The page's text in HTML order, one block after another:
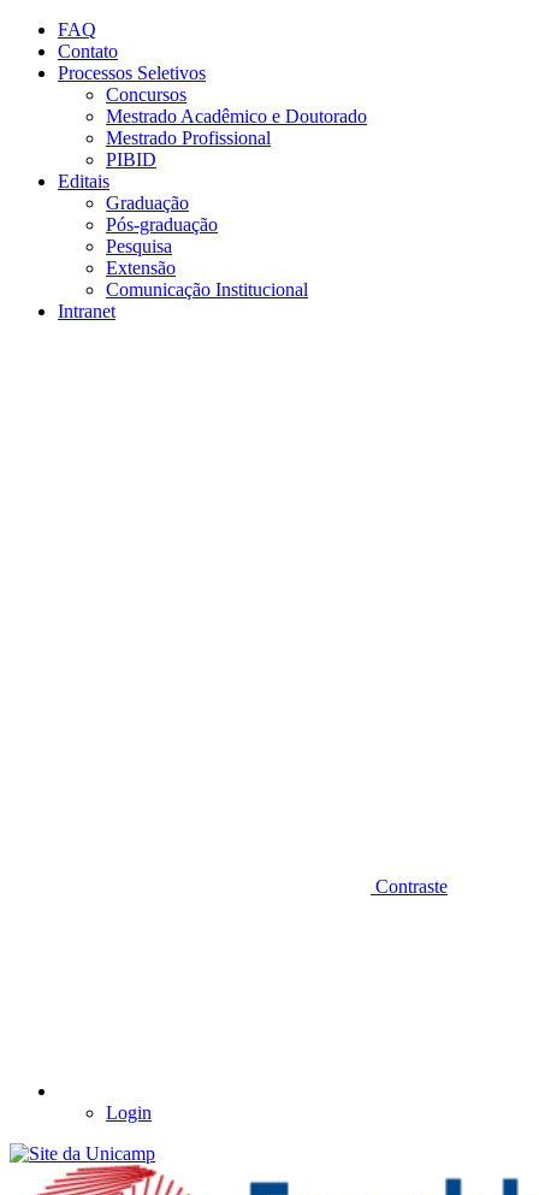
Conteúdo principal
FAQ
Contato
Processos Seletivos
Concursos
Mestrado Acadêmico e Doutorado
Mestrado Profissional
PIBID
Editais
Graduação
Pós-graduação
Pesquisa
Extensão
Comunicação Institucional
Intranet
Contraste
Login